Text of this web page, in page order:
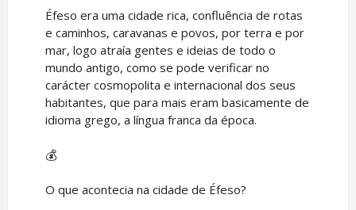
Éfeso era uma cidade rica, confluência de rotas
e caminhos, caravanas e povos, por terra e por
mar, logo atraía gentes e ideias de todo o
mundo antigo, como se pode verificar no
carácter cosmopolita e internacional dos seus
habitantes, que para mais eram basicamente de
idioma grego, a língua franca da época.
💰
O que acontecia na cidade de Éfeso?